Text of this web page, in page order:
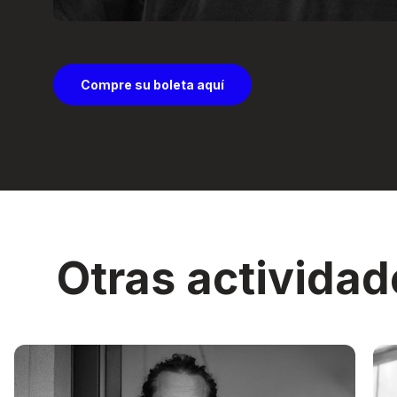
Compre su boleta aquí
Otras